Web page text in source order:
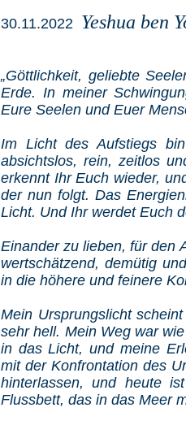
30.11.2022 Yeshua ben
„Göttlichkeit, geliebte
Erde. In meiner
Eure Seelen und Euer
Im Licht des Aufstiegs
absichtslos, rein, zeitlos
erkennt Ihr Euch wieder,
der nun folgt. Das
Licht. Und Ihr werdet Euch
Einander zu lieben, für den
wertschätzend, demütig
in die höhere und feinere
Mein Ursprungslicht
sehr hell. Mein Weg war
in das Licht, und meine
mit der Konfrontation des
hinterlassen, und heute
Flussbett, das in das Meer